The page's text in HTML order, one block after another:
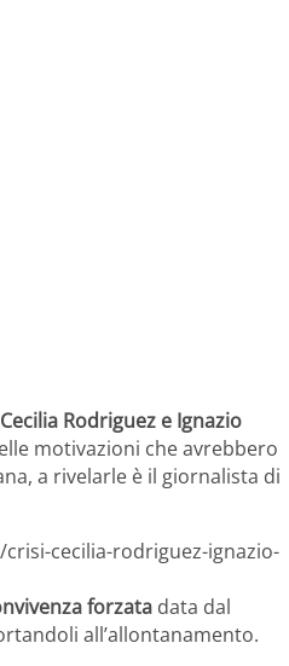
Cecilia Rodriguez e Ignazio
motivazioni che avrebbero
a rivelarle è il giornalista di
cecilia-rodriguez-ignazio-
forzata data dal
all’allontanamento.